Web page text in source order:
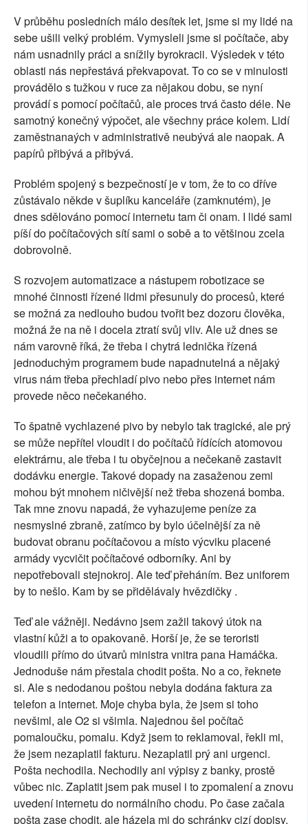
V průběhu posledních málo desítek let, jsme si my lidé na
sebe ušili velký problém. Vymysleli jsme si počítače, aby
nám usnadnily práci a snížily byrokracii. Výsledek v této
oblasti nás nepřestává překvapovat. To co se v minulosti
provádělo s tužkou v ruce za nějakou dobu, se nyní
provádí s pomocí počítačů, ale proces trvá často déle. Ne
samotný konečný výpočet, ale všechny práce kolem. Lidí
zaměstnanaých v administrativě neubývá ale naopak. A
papírů přibývá a přibývá.
Problém spojený s bezpečností je v tom, že to co dříve
zůstávalo někde v šuplíku kanceláře (zamknutém), je
dnes sdělováno pomocí internetu tam či onam. I lidé sami
píší do počítačových sítí sami o sobě a to většinou zcela
dobrovolně.
S rozvojem automatizace a nástupem robotizace se
mnohé činnosti řízené lidmi přesunuly do procesů, které
se možná za nedlouho budou tvořit bez dozoru člověka,
možná že na ně i docela ztratí svůj vliv. Ale už dnes se
nám varovně říká, že třeba i chytrá lednička řízená
jednoduchým programem bude napadnutelná a nějaký
virus nám třeba přechladí pivo nebo přes internet nám
provede něco nečekaného.
To špatně vychlazené pivo by nebylo tak tragické, ale prý
se může nepřítel vloudit i do počítačů řídících atomovou
elektrárnu, ale třeba i tu obyčejnou a nečekaně zastavit
dodávku energie. Takové dopady na zasaženou zemi
mohou být mnohem ničivější než třeba shozená bomba.
Tak mne znovu napadá, že vyhazujeme peníze za
nesmyslné zbraně, zatímco by bylo účelnější za ně
budovat obranu počítačovou a místo výcviku placené
armády vycvičit počítačové odborníky. Ani by
nepotřebovali stejnokroj. Ale teď přeháním. Bez uniforem
by to nešlo. Kam by se přidělávaly hvězdičky .
Teď ale vážněji. Nedávno jsem zažil takový útok na
vlastní kůži a to opakovaně. Horší je, že se teroristi
vloudili přímo do útvarů ministra vnitra pana Hamáčka.
Jednoduše nám přestala chodit pošta. No a co, řeknete
si. Ale s nedodanou poštou nebyla dodána faktura za
telefon a internet. Moje chyba byla, že jsem si toho
nevšiml, ale O2 si všimla. Najednou šel počítač
pomaloučku, pomalu. Když jsem to reklamoval, řekli mi,
že jsem nezaplatil fakturu. Nezaplatil prý ani urgenci.
Pošta nechodila. Nechodily ani výpisy z banky, prostě
vůbec nic. Zaplatit jsem pak musel i to zpomalení a znovu
uvedení internetu do normálního chodu. Po čase začala
pošta zase chodit, ale házela mi do schránky cizí dopisy.